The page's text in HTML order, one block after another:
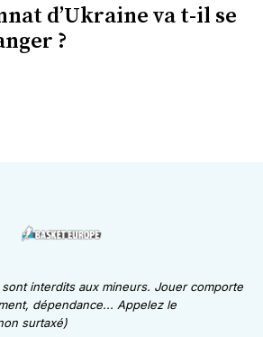
d’Ukraine va t-il se
?
interdits aux mineurs. Jouer comporte
dépendance... Appelez le
surtaxé)